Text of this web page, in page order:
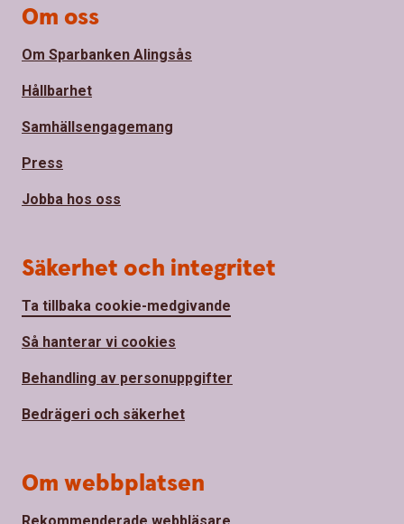
Om oss
Om Sparbanken Alingsås
Hållbarhet
Samhällsengagemang
Press
Jobba hos oss
Säkerhet och integritet
Ta tillbaka cookie-medgivande
Så hanterar vi cookies
Behandling av personuppgifter
Bedrägeri och säkerhet
Om webbplatsen
Rekommenderade webbläsare